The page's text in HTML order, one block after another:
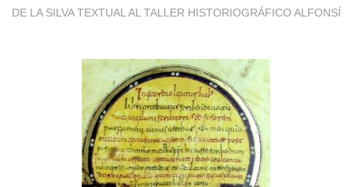
DE LA SILVA TEXTUAL AL TALLER HISTORIOGRÁFICO ALFONSÍ